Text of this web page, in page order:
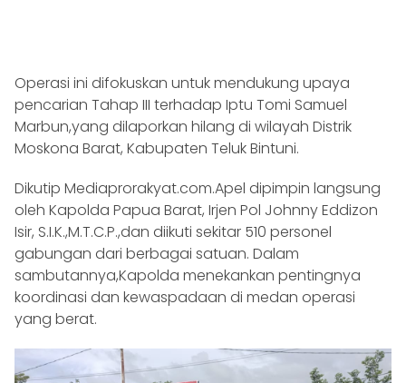
Operasi ini difokuskan untuk mendukung upaya
pencarian Tahap III terhadap Iptu Tomi Samuel
Marbun,yang dilaporkan hilang di wilayah Distrik
Moskona Barat, Kabupaten Teluk Bintuni.
Dikutip Mediaprorakyat.com.Apel dipimpin langsung
oleh Kapolda Papua Barat, Irjen Pol Johnny Eddizon
Isir, S.I.K.,M.T.C.P.,dan diikuti sekitar 510 personel
gabungan dari berbagai satuan. Dalam
sambutannya,Kapolda menekankan pentingnya
koordinasi dan kewaspadaan di medan operasi
yang berat.